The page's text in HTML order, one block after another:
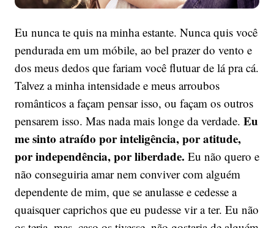
Eu nunca te quis na minha estante. Nunca quis você
pendurada em um móbile, ao bel prazer do vento e
dos meus dedos que fariam você flutuar de lá pra cá.
Talvez a minha intensidade e meus arroubos
românticos a façam pensar isso, ou façam os outros
pensarem isso. Mas nada mais longe da verdade. Eu
me sinto atraído por inteligência, por atitude,
por independência, por liberdade. Eu não quero e
não conseguiria amar nem conviver com alguém
dependente de mim, que se anulasse e cedesse a
quaisquer caprichos que eu pudesse vir a ter. Eu não